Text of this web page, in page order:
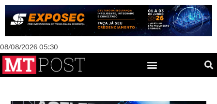
08/08/2026 05:30